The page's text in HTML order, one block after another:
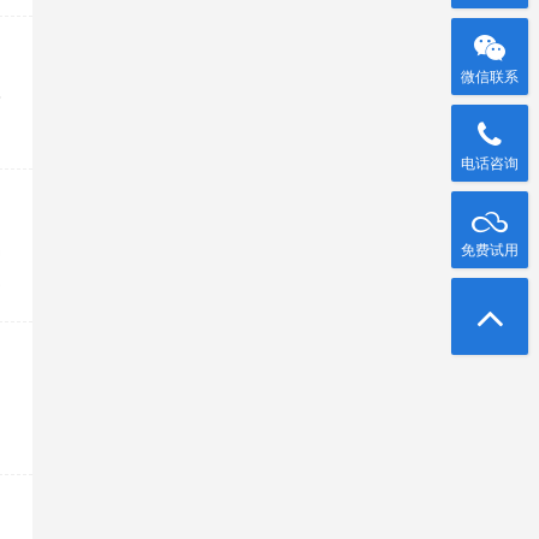
微信联系
电话咨询
免费试用